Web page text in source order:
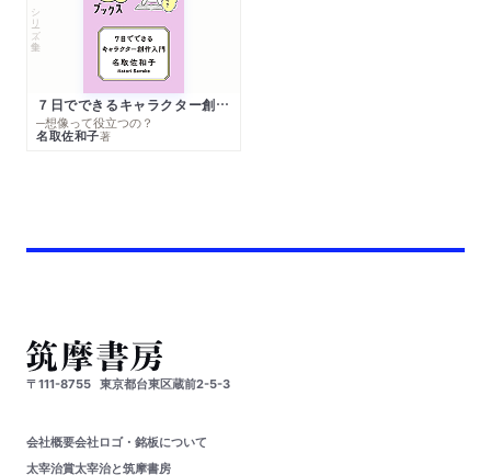
シリーズ・全集
７日でできるキャラクター創作入門
─想像って役立つの？
名取佐和子著
〒111-8755 東京都台東区蔵前2-5-3
会社概要会社ロゴ・銘板について
太宰治賞太宰治と筑摩書房